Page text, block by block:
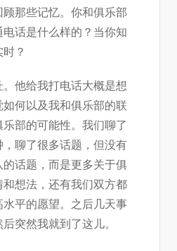
那些记忆。你和俱乐部
话是什么样的？当你知
？
他给我打电话大概是想
何以及我和俱乐部的联
部的可能性。我们聊了
聊了很多话题，但没有
话题，而是更多关于俱
想法，还有我们双方都
平的愿望。之后几天事
突然我就到了这儿。